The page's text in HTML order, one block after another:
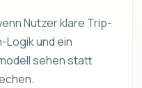
Nutzer klare Trip-
und ein
sehen statt